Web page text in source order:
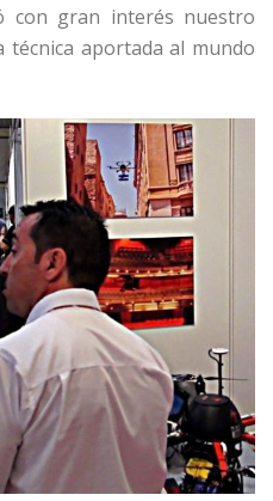
con gran interés nuestro
aportada al mundo